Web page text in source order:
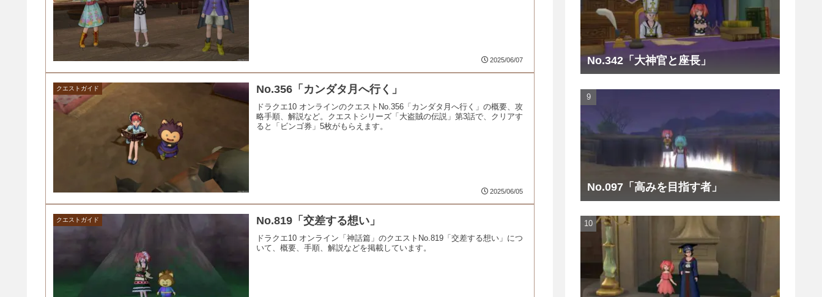
2025/06/07
クエストガイド No.356「カンダタ月へ行く」
ドラクエ10 オンラインのクエストNo.356「カンダタ月へ行く」の概要、攻
略手順、解説など。クエストシリーズ「大盗賊の伝説」第3話で、クリアす
ると「ビンゴ券」5枚がもらえます。
2025/06/05
クエストガイド No.819「交差する想い」
ドラクエ10 オンライン「神話篇」のクエストNo.819「交差する想い」につ
いて、概要、手順、解説などを掲載しています。
No.342「大神官と座長」
No.097「高みを目指す者」